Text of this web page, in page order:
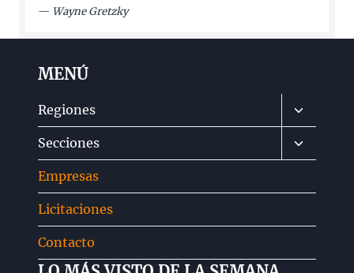
— Wayne Gretzky
MENÚ
Regiones
Alternar
menú
hijo
Secciones
Alternar
menú
Empresas
Licitaciones
Contacto